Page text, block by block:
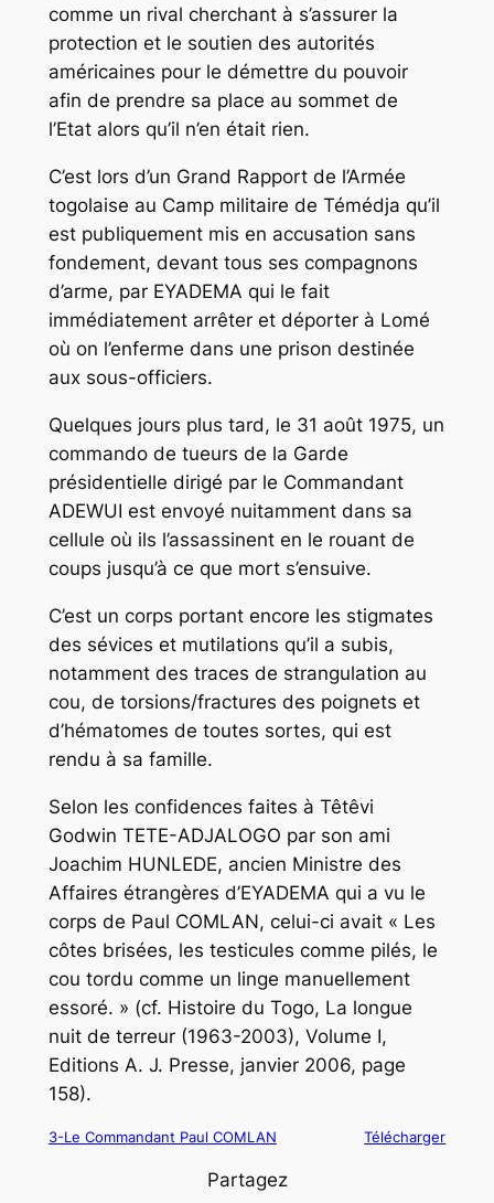
comme un rival cherchant à s’assurer la
protection et le soutien des autorités
américaines pour le démettre du pouvoir
afin de prendre sa place au sommet de
l’Etat alors qu’il n’en était rien.
C’est lors d’un Grand Rapport de l’Armée
togolaise au Camp militaire de Témédja qu’il
est publiquement mis en accusation sans
fondement, devant tous ses compagnons
d’arme, par EYADEMA qui le fait
immédiatement arrêter et déporter à Lomé
où on l’enferme dans une prison destinée
aux sous-officiers.
Quelques jours plus tard, le 31 août 1975, un
commando de tueurs de la Garde
présidentielle dirigé par le Commandant
ADEWUI est envoyé nuitamment dans sa
cellule où ils l’assassinent en le rouant de
coups jusqu’à ce que mort s’ensuive.
C’est un corps portant encore les stigmates
des sévices et mutilations qu’il a subis,
notamment des traces de strangulation au
cou, de torsions/fractures des poignets et
d’hématomes de toutes sortes, qui est
rendu à sa famille.
Selon les confidences faites à Têtêvi
Godwin TETE-ADJALOGO par son ami
Joachim HUNLEDE, ancien Ministre des
Affaires étrangères d’EYADEMA qui a vu le
corps de Paul COMLAN, celui-ci avait « Les
côtes brisées, les testicules comme pilés, le
cou tordu comme un linge manuellement
essoré. » (cf. Histoire du Togo, La longue
nuit de terreur (1963-2003), Volume I,
Editions A. J. Presse, janvier 2006, page
158).
3-Le Commandant Paul COMLAN Télécharger
Partagez